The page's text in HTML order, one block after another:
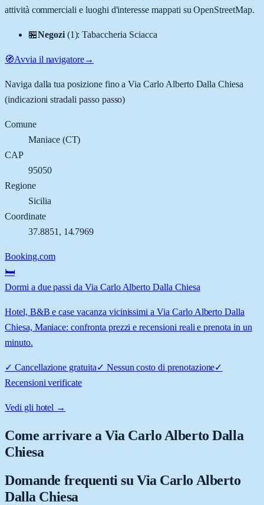
attività commerciali e luoghi d'interesse mappati su OpenStreetMap.
🏪Negozi (1):Tabaccheria Sciacca
🧭Avvia il navigatore→
Naviga dalla tua posizione fino aVia Carlo Alberto Dalla Chiesa
(indicazioni stradali passo passo)
Comune
Maniace(CT)
CAP
95050
Regione
Sicilia
Coordinate
37.8851 , 14.7969
Booking.com
🛏️
Dormi a due passi da Via Carlo Alberto Dalla Chiesa
Hotel, B&B e case vacanza vicinissimi a Via Carlo Alberto Dalla
Chiesa, Maniace: confronta prezzi e recensioni reali e prenota in un
minuto.
✓ Cancellazione gratuita✓ Nessun costo di prenotazione✓
Recensioni verificate
Vedi gli hotel →
Come arrivare aVia Carlo Alberto Dalla
Chiesa
Domande frequenti su Via Carlo Alberto
Dalla Chiesa